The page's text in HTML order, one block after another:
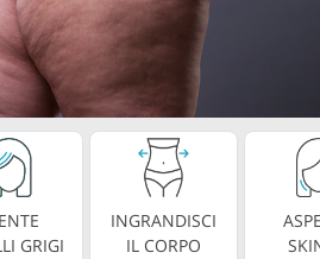
Servizi di ritocco gioielli
GRIGI
INGRANDISCI
IL CORPO